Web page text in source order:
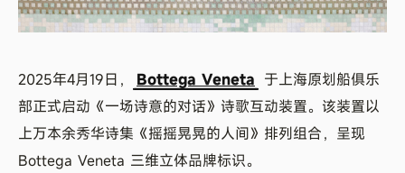
2025年4月19日， Bottega Veneta 于上海原划船俱乐
部正式启动《一场诗意的对话》诗歌互动装置。该装置以
上万本余秀华诗集《摇摇晃晃的人间》排列组合，呈现
Bottega Veneta 三维立体品牌标识。